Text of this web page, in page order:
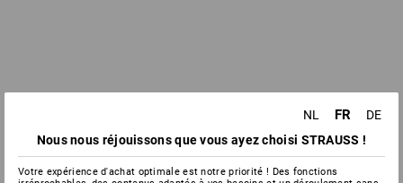
NL FR
DE
Nous nous réjouissons que vous ayez choisi STRAUSS !
Votre expérience d'achat optimale est notre priorité ! Des fonctions